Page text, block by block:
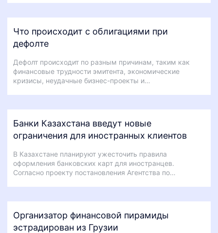
Что происходит с облигациями при
дефолте
Дефолт происходит по разным причинам, таким как
финансовые трудности эмитента, экономические
кризисы, неудачные бизнес-проекты и…
Банки Казахстана введут новые
ограничения для иностранных клиентов
В Казахстане планируют ужесточить правила
оформления банковских карт для иностранцев.
Согласно проекту постановления Агентства по…
Организатор финансовой пирамиды
эстрадирован из Грузии